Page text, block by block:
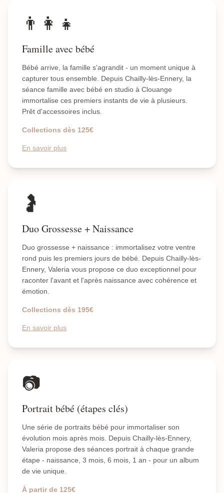
👨‍👩‍👧
Famille avec bébé
Bébé arrive, la famille s'agrandit - un moment unique à
capturer tous ensemble. Depuis Chailly-lès-Ennery, la
séance famille avec bébé en studio à Clouange
immortalise ces premiers instants de vie à plusieurs.
Prêt d'accessoires inclus.
Collections dès 125€
En savoir plus
🤰
Duo Grossesse + Naissance
Duo grossesse + naissance : immortalisez votre ventre
rond puis les premiers jours de bébé. Depuis Chailly-lès-
Ennery, Valeria vous propose ce duo exceptionnel pour
raconter l'avant et l'après naissance avec cohérence et
émotion.
Collections dès 195€
En savoir plus
📷
Portrait bébé (étapes clés)
Une série de portraits bébé pour immortaliser son
évolution mois après mois. Depuis Chailly-lès-Ennery,
Valeria propose des séances portrait à chaque grande
étape - naissance, 3 mois, 6 mois, 1 an - pour un album
de vie unique.
À partir de 125€